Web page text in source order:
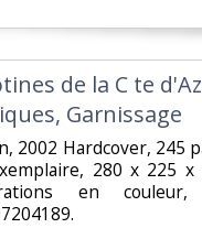
de la C te
Garnissage‎
2002 Hardcover, 245
280 x 225 x
en